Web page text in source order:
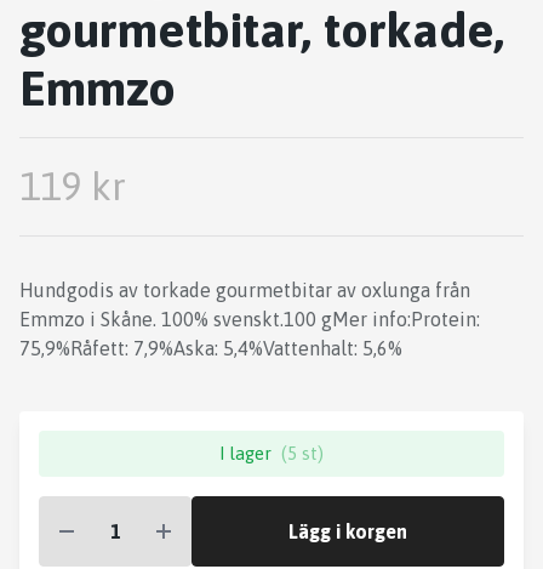
gourmetbitar, torkade,
Emmzo
119 kr
Hundgodis av torkade gourmetbitar av oxlunga från
Emmzo i Skåne. 100% svenskt.100 gMer info:Protein:
75,9%Råfett: 7,9%Aska: 5,4%Vattenhalt: 5,6%
I lager (5 st)
Lägg i korgen